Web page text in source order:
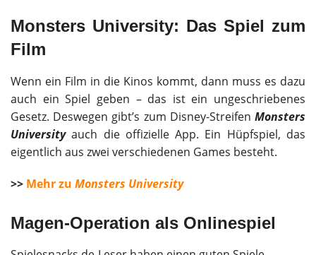
Monsters University: Das Spiel zum
Film
Wenn ein Film in die Kinos kommt, dann muss es dazu
auch ein Spiel geben – das ist ein ungeschriebenes
Gesetz. Deswegen gibt’s zum Disney-Streifen Monsters
Universityauch die offizielle App. Ein Hüpfspiel, das
eigentlich aus zwei verschiedenen Games besteht.
>> Mehr zu Monsters University
Magen-Operation als Onlinespiel